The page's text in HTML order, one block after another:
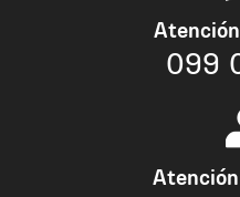
099